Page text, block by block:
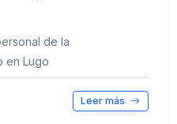
de la
en Lugo
Leer más